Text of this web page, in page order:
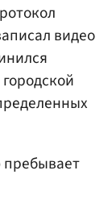
видео
пребывает